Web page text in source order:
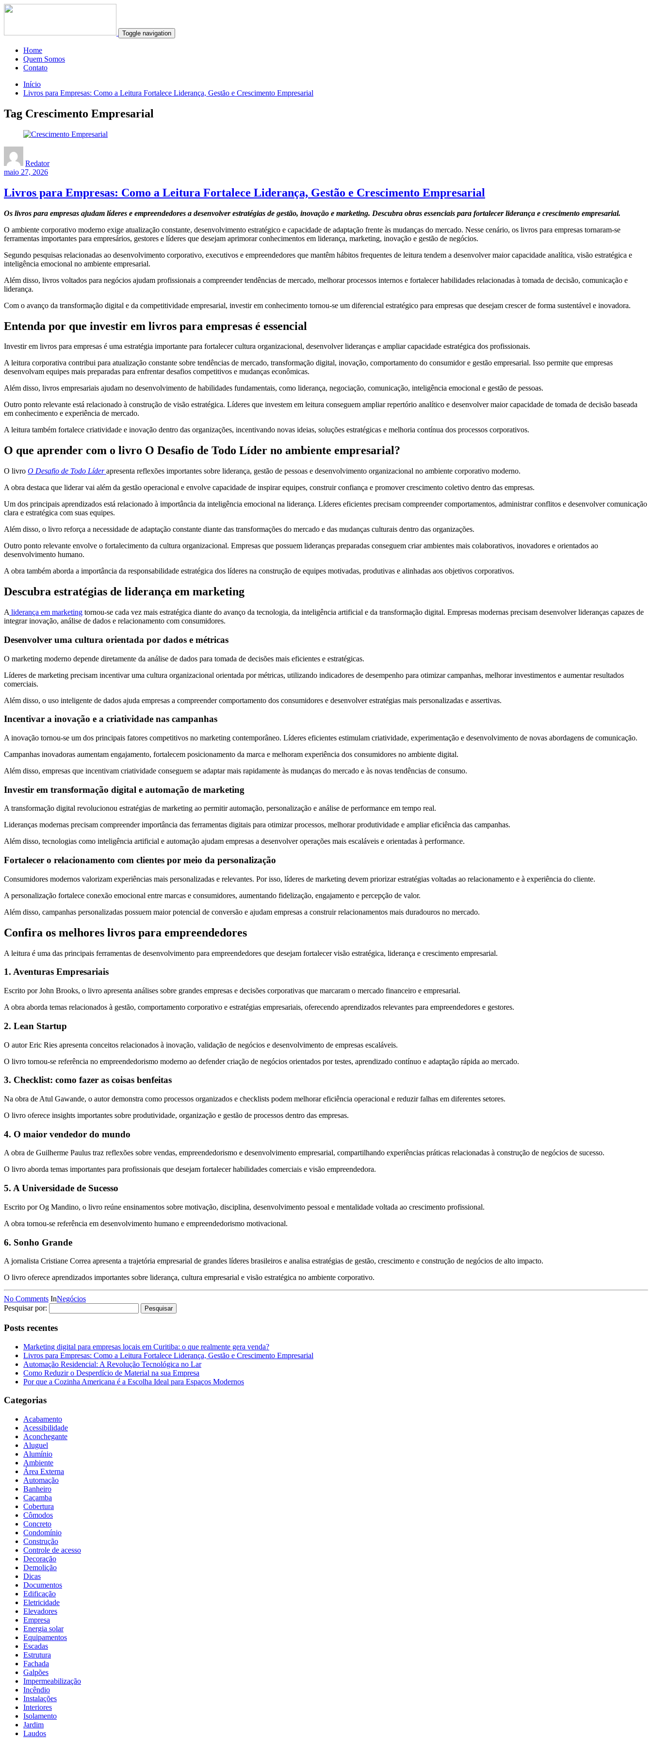
Toggle navigation
Home
Quem Somos
Contato
Início
Livros para Empresas: Como a Leitura Fortalece Liderança, Gestão e Crescimento Empresarial
Tag Crescimento Empresarial
Redator
maio 27, 2026
Livros para Empresas: Como a Leitura Fortalece Liderança, Gestão e Crescimento Empresarial
Os livros para empresas ajudam líderes e empreendedores a desenvolver estratégias de gestão, inovação e marketing. Descubra obras essenciais para fortalecer liderança e crescimento empresarial.
O ambiente corporativo moderno exige atualização constante, desenvolvimento estratégico e capacidade de adaptação frente às mudanças do mercado. Nesse cenário, os livros para empresas tornaram-se
ferramentas importantes para empresários, gestores e líderes que desejam aprimorar conhecimentos em liderança, marketing, inovação e gestão de negócios.
Segundo pesquisas relacionadas ao desenvolvimento corporativo, executivos e empreendedores que mantêm hábitos frequentes de leitura tendem a desenvolver maior capacidade analítica, visão estratégica e
inteligência emocional no ambiente empresarial.
Além disso, livros voltados para negócios ajudam profissionais a compreender tendências de mercado, melhorar processos internos e fortalecer habilidades relacionadas à tomada de decisão, comunicação e
liderança.
Com o avanço da transformação digital e da competitividade empresarial, investir em conhecimento tornou-se um diferencial estratégico para empresas que desejam crescer de forma sustentável e inovadora.
Entenda por que investir em livros para empresas é essencial
Investir em livros para empresas é uma estratégia importante para fortalecer cultura organizacional, desenvolver lideranças e ampliar capacidade estratégica dos profissionais.
A leitura corporativa contribui para atualização constante sobre tendências de mercado, transformação digital, inovação, comportamento do consumidor e gestão empresarial. Isso permite que empresas
desenvolvam equipes mais preparadas para enfrentar desafios competitivos e mudanças econômicas.
Além disso, livros empresariais ajudam no desenvolvimento de habilidades fundamentais, como liderança, negociação, comunicação, inteligência emocional e gestão de pessoas.
Outro ponto relevante está relacionado à construção de visão estratégica. Líderes que investem em leitura conseguem ampliar repertório analítico e desenvolver maior capacidade de tomada de decisão baseada
em conhecimento e experiência de mercado.
A leitura também fortalece criatividade e inovação dentro das organizações, incentivando novas ideias, soluções estratégicas e melhoria contínua dos processos corporativos.
O que aprender com o livro O Desafio de Todo Líder no ambiente empresarial?
O livro O Desafio de Todo Líder apresenta reflexões importantes sobre liderança, gestão de pessoas e desenvolvimento organizacional no ambiente corporativo moderno.
A obra destaca que liderar vai além da gestão operacional e envolve capacidade de inspirar equipes, construir confiança e promover crescimento coletivo dentro das empresas.
Um dos principais aprendizados está relacionado à importância da inteligência emocional na liderança. Líderes eficientes precisam compreender comportamentos, administrar conflitos e desenvolver comunicação
clara e estratégica com suas equipes.
Além disso, o livro reforça a necessidade de adaptação constante diante das transformações do mercado e das mudanças culturais dentro das organizações.
Outro ponto relevante envolve o fortalecimento da cultura organizacional. Empresas que possuem lideranças preparadas conseguem criar ambientes mais colaborativos, inovadores e orientados ao
desenvolvimento humano.
A obra também aborda a importância da responsabilidade estratégica dos líderes na construção de equipes motivadas, produtivas e alinhadas aos objetivos corporativos.
Descubra estratégias de liderança em marketing
A liderança em marketing tornou-se cada vez mais estratégica diante do avanço da tecnologia, da inteligência artificial e da transformação digital. Empresas modernas precisam desenvolver lideranças capazes de
integrar inovação, análise de dados e relacionamento com consumidores.
Desenvolver uma cultura orientada por dados e métricas
O marketing moderno depende diretamente da análise de dados para tomada de decisões mais eficientes e estratégicas.
Líderes de marketing precisam incentivar uma cultura organizacional orientada por métricas, utilizando indicadores de desempenho para otimizar campanhas, melhorar investimentos e aumentar resultados
comerciais.
Além disso, o uso inteligente de dados ajuda empresas a compreender comportamento dos consumidores e desenvolver estratégias mais personalizadas e assertivas.
Incentivar a inovação e a criatividade nas campanhas
A inovação tornou-se um dos principais fatores competitivos no marketing contemporâneo. Líderes eficientes estimulam criatividade, experimentação e desenvolvimento de novas abordagens de comunicação.
Campanhas inovadoras aumentam engajamento, fortalecem posicionamento da marca e melhoram experiência dos consumidores no ambiente digital.
Além disso, empresas que incentivam criatividade conseguem se adaptar mais rapidamente às mudanças do mercado e às novas tendências de consumo.
Investir em transformação digital e automação de marketing
A transformação digital revolucionou estratégias de marketing ao permitir automação, personalização e análise de performance em tempo real.
Lideranças modernas precisam compreender importância das ferramentas digitais para otimizar processos, melhorar produtividade e ampliar eficiência das campanhas.
Além disso, tecnologias como inteligência artificial e automação ajudam empresas a desenvolver operações mais escaláveis e orientadas à performance.
Fortalecer o relacionamento com clientes por meio da personalização
Consumidores modernos valorizam experiências mais personalizadas e relevantes. Por isso, líderes de marketing devem priorizar estratégias voltadas ao relacionamento e à experiência do cliente.
A personalização fortalece conexão emocional entre marcas e consumidores, aumentando fidelização, engajamento e percepção de valor.
Além disso, campanhas personalizadas possuem maior potencial de conversão e ajudam empresas a construir relacionamentos mais duradouros no mercado.
Confira os melhores livros para empreendedores
A leitura é uma das principais ferramentas de desenvolvimento para empreendedores que desejam fortalecer visão estratégica, liderança e crescimento empresarial.
1. Aventuras Empresariais
Escrito por John Brooks, o livro apresenta análises sobre grandes empresas e decisões corporativas que marcaram o mercado financeiro e empresarial.
A obra aborda temas relacionados à gestão, comportamento corporativo e estratégias empresariais, oferecendo aprendizados relevantes para empreendedores e gestores.
2. Lean Startup
O autor Eric Ries apresenta conceitos relacionados à inovação, validação de negócios e desenvolvimento de empresas escaláveis.
O livro tornou-se referência no empreendedorismo moderno ao defender criação de negócios orientados por testes, aprendizado contínuo e adaptação rápida ao mercado.
3. Checklist: como fazer as coisas benfeitas
Na obra de Atul Gawande, o autor demonstra como processos organizados e checklists podem melhorar eficiência operacional e reduzir falhas em diferentes setores.
O livro oferece insights importantes sobre produtividade, organização e gestão de processos dentro das empresas.
4. O maior vendedor do mundo
A obra de Guilherme Paulus traz reflexões sobre vendas, empreendedorismo e desenvolvimento empresarial, compartilhando experiências práticas relacionadas à construção de negócios de sucesso.
O livro aborda temas importantes para profissionais que desejam fortalecer habilidades comerciais e visão empreendedora.
5. A Universidade de Sucesso
Escrito por Og Mandino, o livro reúne ensinamentos sobre motivação, disciplina, desenvolvimento pessoal e mentalidade voltada ao crescimento profissional.
A obra tornou-se referência em desenvolvimento humano e empreendedorismo motivacional.
6. Sonho Grande
A jornalista Cristiane Correa apresenta a trajetória empresarial de grandes líderes brasileiros e analisa estratégias de gestão, crescimento e construção de negócios de alto impacto.
O livro oferece aprendizados importantes sobre liderança, cultura empresarial e visão estratégica no ambiente corporativo.
No Comments InNegócios
Pesquisar por:
Posts recentes
Marketing digital para empresas locais em Curitiba: o que realmente gera venda?
Livros para Empresas: Como a Leitura Fortalece Liderança, Gestão e Crescimento Empresarial
Automação Residencial: A Revolução Tecnológica no Lar
Como Reduzir o Desperdício de Material na sua Empresa
Por que a Cozinha Americana é a Escolha Ideal para Espaços Modernos
Categorias
Acabamento
Acessibilidade
Aconchegante
Aluguel
Alumínio
Ambiente
Área Externa
Automação
Banheiro
Caçamba
Cobertura
Cômodos
Concreto
Condomínio
Construção
Controle de acesso
Decoração
Demolição
Dicas
Documentos
Edificação
Eletricidade
Elevadores
Empresa
Energia solar
Equipamentos
Escadas
Estrutura
Fachada
Galpões
Impermeabilização
Incêndio
Instalações
Interiores
Isolamento
Jardim
Laudos